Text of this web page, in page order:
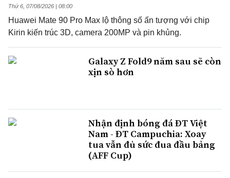
Thứ 6, 07/08/2026 | 08:00
Huawei Mate 90 Pro Max lộ thông số ấn tượng với chip
Kirin kiến trúc 3D, camera 200MP và pin khủng.
Galaxy Z Fold9 năm sau sẽ còn
xịn sò hơn
Nhận định bóng đá ĐT Việt
Nam - ĐT Campuchia: Xoay
tua vẫn đủ sức đua đầu bảng
(AFF Cup)